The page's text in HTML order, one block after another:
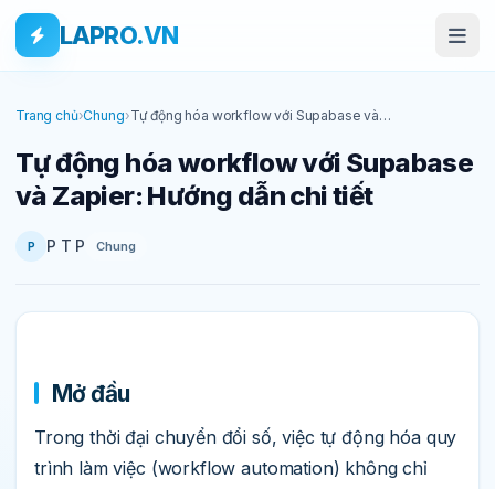
Skip to main content
Bỏ qua tới nội dung
LAPRO.VN
Trang chủ›Chung›Tự động hóa workflow với Supabase và
Tự động hóa workflow với Supabase
và Zapier: Hướng dẫn chi tiết
P P T P Chung
Mở đầu
Trong thời đại chuyển đổi số, việc tự động hóa quy
trình làm việc (workflow automation) không chỉ